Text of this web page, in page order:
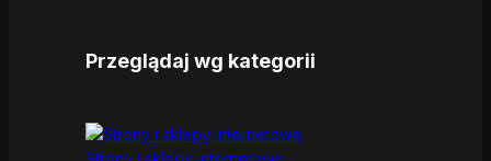
Przeglądaj wg kategorii